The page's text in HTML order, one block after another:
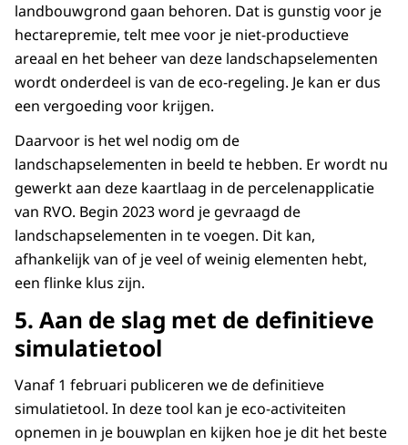
landbouwgrond gaan behoren. Dat is gunstig voor je
hectarepremie, telt mee voor je niet-productieve
areaal en het beheer van deze landschapselementen
wordt onderdeel is van de eco-regeling. Je kan er dus
een vergoeding voor krijgen.
Daarvoor is het wel nodig om de
landschapselementen in beeld te hebben. Er wordt nu
gewerkt aan deze kaartlaag in de percelenapplicatie
van RVO. Begin 2023 word je gevraagd de
landschapselementen in te voegen. Dit kan,
afhankelijk van of je veel of weinig elementen hebt,
een flinke klus zijn.
5. Aan de slag met de definitieve
simulatietool
Vanaf 1 februari publiceren we de definitieve
simulatietool. In deze tool kan je eco-activiteiten
opnemen in je bouwplan en kijken hoe je dit het beste